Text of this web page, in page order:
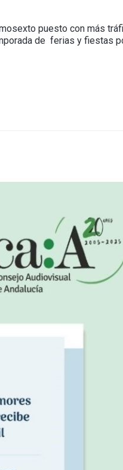
puesto con más
de ferias y fiestas